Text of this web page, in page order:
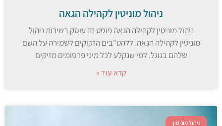
ניהול מוניטין לקהילה הגאה
ניהול מוניטין לקהילה הגאה פוסט זה עוסק בשירות ניהול
מוניטין לקהילה הגאה. ללהט"בים הזקוקים לשמירה על השם
שלהם בגוגל. למי שנקלע לכל מיני פרסומים מזיקים
קרא עוד »
ניהול מוניטין